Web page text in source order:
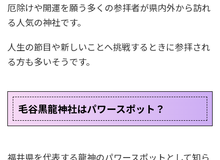
厄除けや開運を願う多くの参拝者が県内外から訪れ
る人気の神社です。
人生の節目や新しいことへ挑戦するときに参拝され
る方も多いそうです。
毛谷黒龍神社はパワースポット？
福井県を代表する龍神のパワースポットとして知ら